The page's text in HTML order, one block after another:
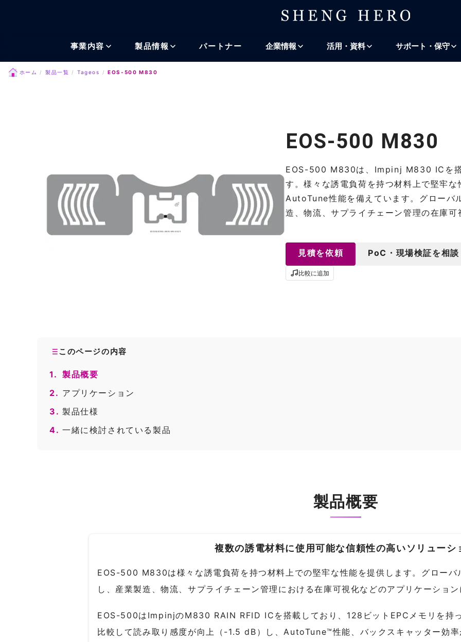
ナビゲーションにスキップ 検索にスキップ
事業内容 製品情報 パートナー 企業情報 活用・資料 サポート・保守
ホーム 製品一覧 Tageos EOS-500 M830
EOS-500 M830
EOS-500 M830は、Impinj M830 ICを
す。様々な誘電負荷を持つ材料上で堅牢
AutoTune性能を備えています。グローバ
造、物流、サプライチェーン管理の在庫
見積を依頼 PoC・現場検証を相談
比較に追加
このページの内容
1. 製品概要
2. アプリケーション
3. 製品仕様
4. 一緒に検討されている製品
製品概要
複数の誘電材料に使用可能な信頼性の高いソリューシ
EOS-500 M830は様々な誘電負荷を持つ材料上での堅牢な性能を提供します。グローバ
し、産業製造、物流、サプライチェーン管理における在庫可視化などのアプリケーショ
EOS-500はImpinjのM830 RAIN RFID ICを搭載しており、128ビットEPCメモリを持
比較して読み取り感度が向上（-1.5 dB）し、AutoTune™性能、バックスキャッター効